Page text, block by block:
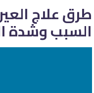
طرق علاج
السبب وشدة